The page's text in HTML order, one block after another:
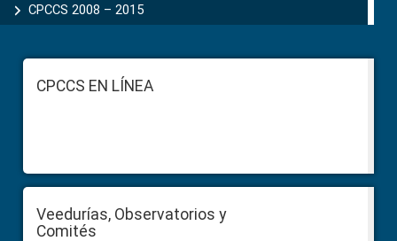
CPCCS 2008 – 2015
FooterCPCCS EN LÍNEA
Veedurías, Observatorios y
Comités